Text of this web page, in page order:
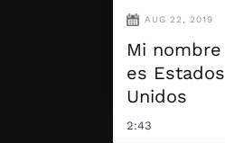
AUG 22, 2019
Mi nombre
es Estados
Unidos
2:43